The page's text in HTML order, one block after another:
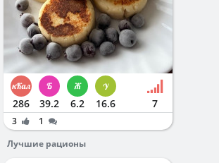
286 39.2 6.2 16.6 7
3
1
Лучшие рационы